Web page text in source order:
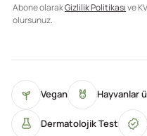
Abone olarakGizlilik Politikasıve
olursunuz.
Vegan Hayvanlar
Dermatolojik Test